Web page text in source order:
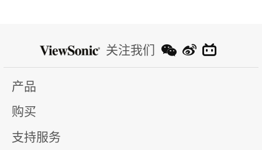
关注我们
产品
购买
支持服务